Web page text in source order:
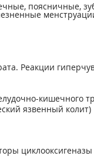
поясничные,
Реакции
кишечного
язвенный колит)
циклооксигеназы